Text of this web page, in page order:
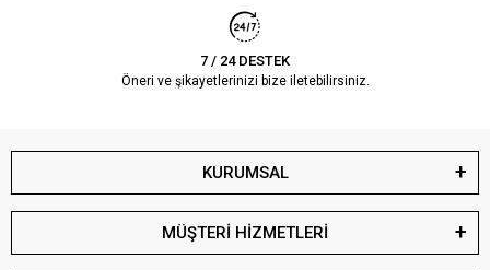
7 / 24 DESTEK
Öneri ve şikayetlerinizi bize iletebilirsiniz.
KURUMSAL
MÜŞTERİ HİZMETLERİ